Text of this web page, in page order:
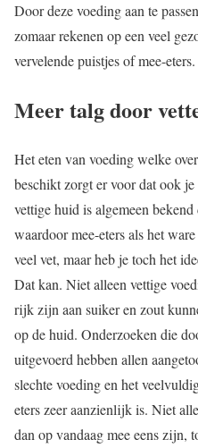
Door deze voeding aan te
zomaar rekenen op een veel
vervelende puistjes of mee-eters.
Meer talg door
Het eten van voeding welke
beschikt zorgt er voor dat ook
vettige huid is algemeen
waardoor mee-eters als het
veel vet, maar heb je toch het
Dat kan. Niet alleen vettige
rijk zijn aan suiker en zout
op de huid. Onderzoeken die
uitgevoerd hebben allen
slechte voeding en het
eters zeer aanzienlijk is. Niet
dan op vandaag mee eens zijn,